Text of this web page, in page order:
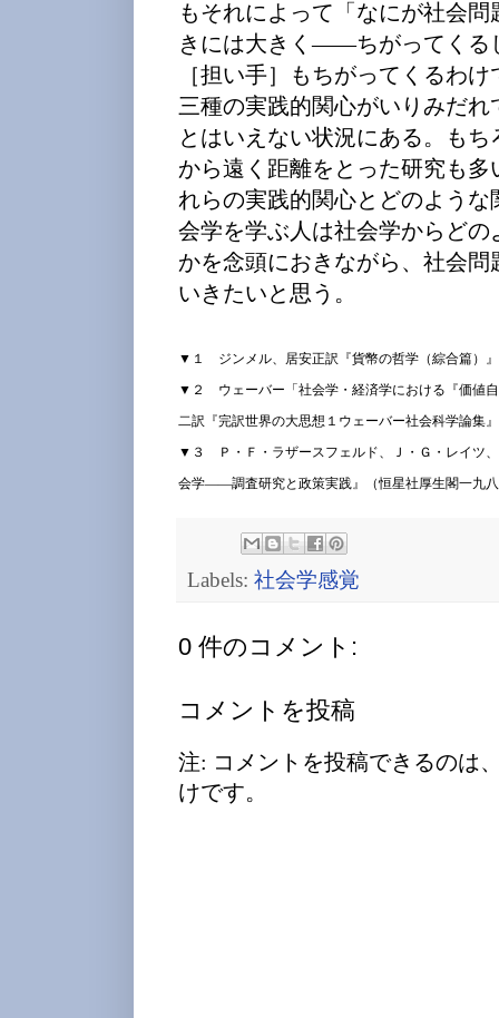
もそれによって「なにが社会
きには大きく――ちがってくる
［担い手］もちがってくるわ
三種の実践的関心がいりみだ
とはいえない状況にある。も
から遠く距離をとった研究も
れらの実践的関心とどのよう
会学を学ぶ人は社会学からど
かを念頭におきながら、社会
いきたいと思う。
▼１ ジンメル、居安正訳『貨幣の哲学（綜合篇）
▼２ ウェーバー「社会学・経済学における『価値
二訳『完訳世界の大思想１ウェーバー社会科学論集
▼３ Ｐ・Ｆ・ラザースフェルド、Ｊ・Ｇ・レイツ
会学――調査研究と政策実践』（恒星社厚生閣一九
Labels: 社会学感覚
0 件のコメント:
コメントを投稿
注: コメントを投稿できるのは
けです。